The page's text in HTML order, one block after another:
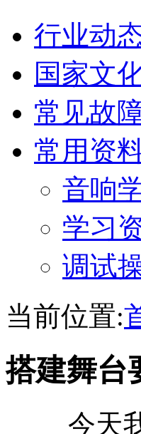
行业动
国家文
常见故
常用资
音响
学习
调试
当前位置:
搭建舞台
今天我